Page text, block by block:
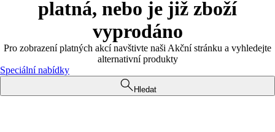
platná, nebo je již zboží
vyprodáno
Pro zobrazení platných akcí navštivte naši Akční stránku a vyhledejte
alternativní produkty
Speciální nabídky
Hledat